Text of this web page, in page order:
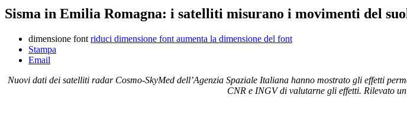
Sisma in Emilia Romagna: i satelliti misurano i movimenti del
dimensione font riduci dimensione font aumenta la dimensione del font
Stampa
Email
Nuovi dati dei satelliti radar Cosmo-SkyMed dell’Agenzia Spaziale Italiana hanno mostrato gli effetti
CNR e INGV di valutarne gli effetti. Rilevato